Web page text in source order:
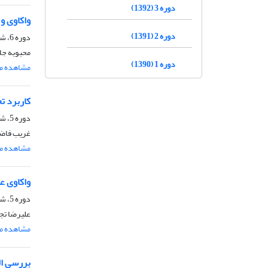
دوره 6، شماره 20، تابستان 1395، صفحه
محبوبه
مشاهده
کاربرد
دوره 5، شماره 16، تابستان 1394، صفحه
غریب
مشاهده
واکاوی
دوره 5، شماره 16، تابستان 1394، صفحه
علیرضا
مشاهده
بررسی
دوره 3 (1392)
دوره 2 (1391)
دوره 1 (1390)